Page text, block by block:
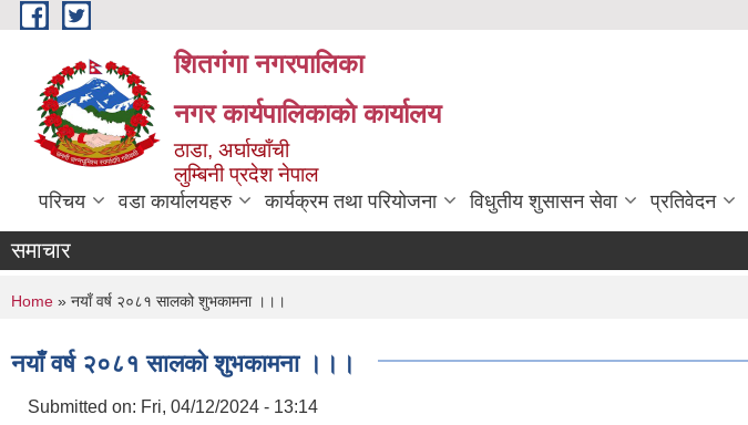
Skip to main content
शितगंगा नगरपालिका
नगर कार्यपालिकाकाे कार्यालय
ठाडा, अर्घाखाँची
लुम्बिनी प्रदेश नेपाल
परिचय वडा कार्यालयहरु कार्यक्रम तथा परियोजना विधुतीय शुसासन सेवा प्रतिवेदन
समाचार
You are here
Home » नयाँ वर्ष २०८१ सालको शुभकामना ।।।
नयाँ वर्ष २०८१ सालको शुभकामना ।।।
Submitted on: Fri, 04/12/2024 - 13:14